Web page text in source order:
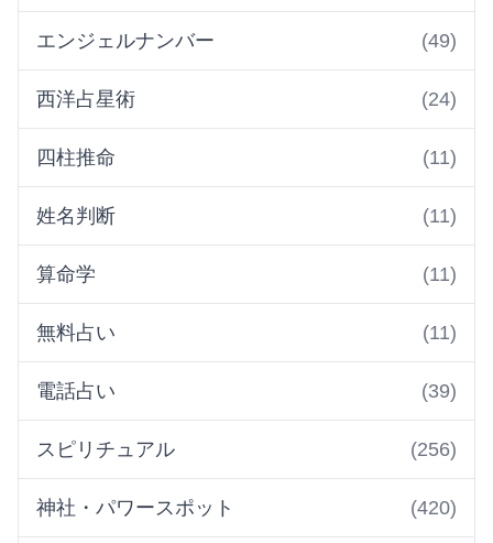
エンジェルナンバー (49)
西洋占星術 (24)
四柱推命 (11)
姓名判断 (11)
算命学 (11)
無料占い (11)
電話占い (39)
スピリチュアル (256)
神社・パワースポット (420)